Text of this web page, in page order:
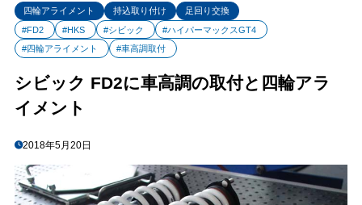
四輪アライメント 持込取り付け
足回り交換
#FD2
#HKS #シビック
#ハイパーマックスGT4
#四輪アライメント
#車高調取付
シビック FD2に車高調の取付と四輪アラ
イメント
2018年5月20日